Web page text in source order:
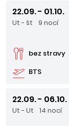
22.09. - 01.10.
Ut - št 9 nocí
BTS
bez stravy
22.09. - 06.10.
Ut - Ut 14 nocí